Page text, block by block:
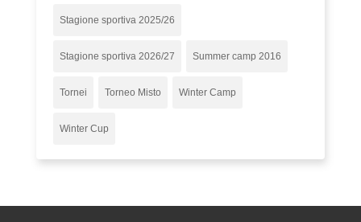
Stagione sportiva 2025/26
Stagione sportiva 2026/27 Summer camp 2016
Tornei Torneo Misto Winter Camp
Winter Cup